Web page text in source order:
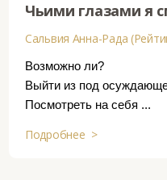
Чьими глазами я
Сальвия Анна-Рада
Возможно ли?
Выйти из под
Посмотреть на себя ...
Подробнее >